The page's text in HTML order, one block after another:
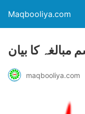
Maqbooliya.com
مبالغہ کا بیان
maqbooliya.com